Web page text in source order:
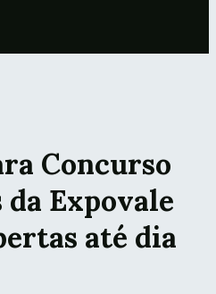
Concurso
da Expovale
até dia